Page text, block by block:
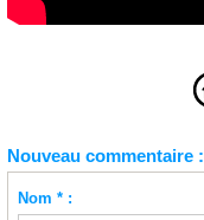
Nouveau commentaire :
Nom * :